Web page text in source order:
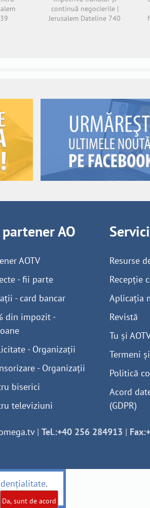
continuă negocierile |
Jerusalem Dateline 740
AO
AOTV
- fii parte
- card bancar
din impozit -
- Organizații
- Organizații
biserici
televiziuni
Resurse
Recepție
Aplicația
Revistă
Tu și
Termeni
Politică
Acord
(GDPR)
| Tel.:+40 256 284913 |
.
Da, sunt de acord